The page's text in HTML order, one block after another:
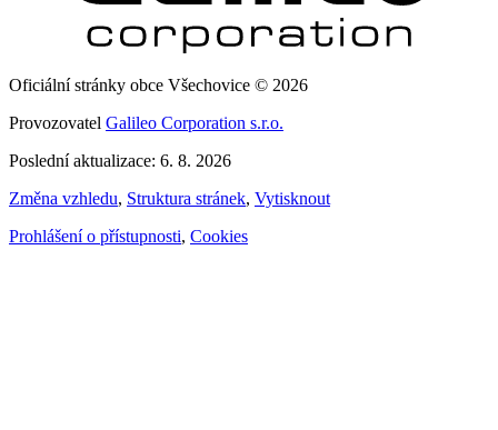
Oficiální stránky obce Všechovice © 2026
Provozovatel Galileo Corporation s.r.o.
Poslední aktualizace: 6. 8. 2026
Změna vzhledu, Struktura stránek, Vytisknout
Prohlášení o přístupnosti, Cookies